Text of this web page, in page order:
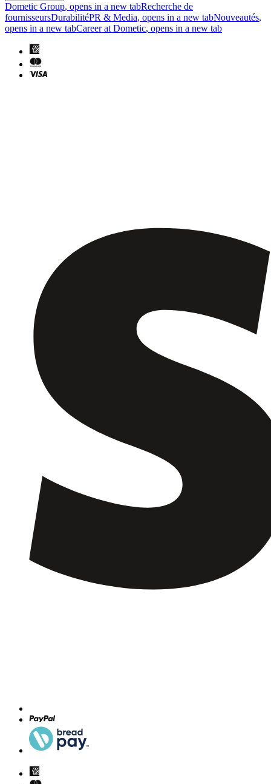
Dometic Group, opens in a new tabRecherche de
fournisseursDurabilitéPR & Media, opens in a new tabNouveautés,
opens in a new tabCareer at Dometic, opens in a new tab